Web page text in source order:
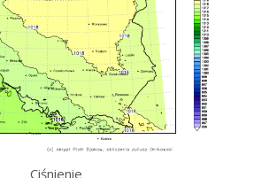
Ciśnienie